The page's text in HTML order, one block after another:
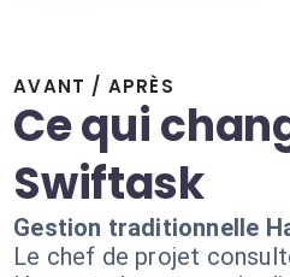
AVANT / APRÈS
Ce qui
Swiftask
Gestion traditionnelle
Le chef de projet